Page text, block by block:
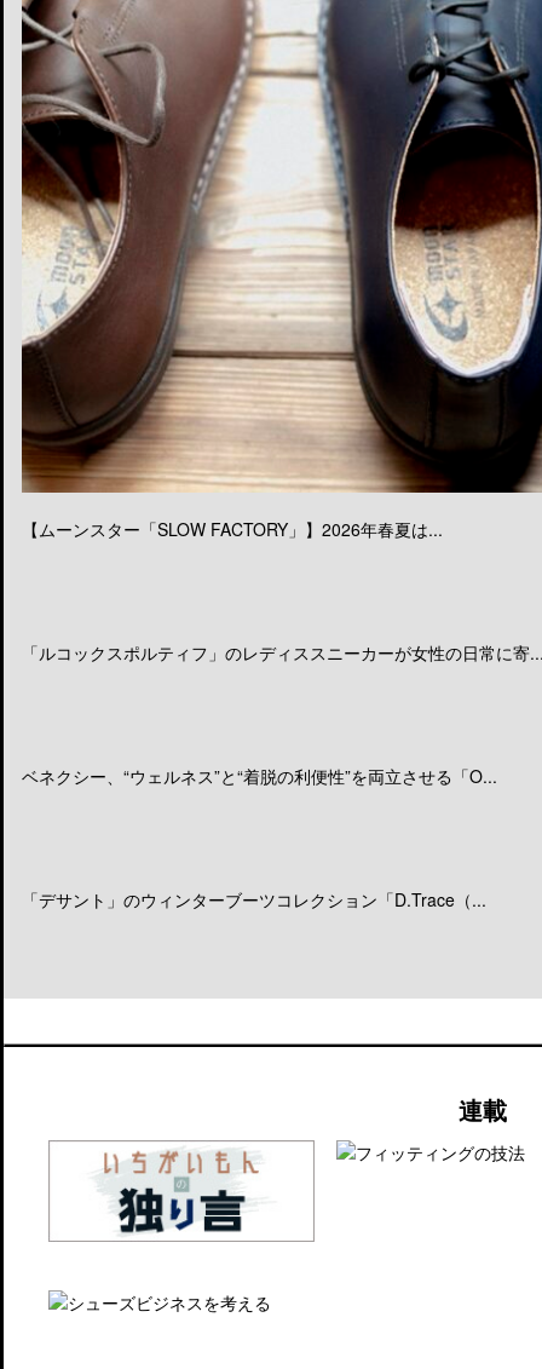
【ムーンスター「SLOW FACTORY」】2026年春夏は...
「ルコックスポルティフ」のレディススニーカーが女性の日常に寄
ベネクシー、“ウェルネス”と“着脱の利便性”を両立させる「O...
「デサント」のウィンターブーツコレクション「D.Trace（...
連載